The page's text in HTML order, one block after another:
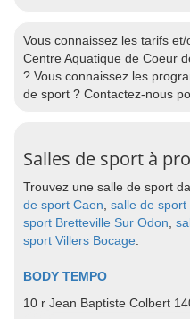
Vous connaissez les tarifs
Centre Aquatique de Coeur
? Vous connaissez les
de sport ? Contactez-nous
Salles de sport à
Trouvez une salle de sport
de sport Caen salle de sport
sport Bretteville Sur Odon
sport Villers Bocage
BODY TEMPO
10 r Jean Baptiste Colbert